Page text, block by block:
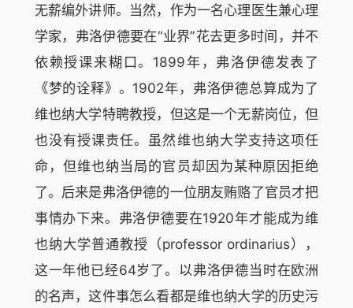
无薪编外讲师。当然，作为一名心理医生兼心理
学家，弗洛伊德要在“业界”花去更多时间，并不
依赖授课来糊口。1899年，弗洛伊德发表了
《梦的诠释》。1902年，弗洛伊德总算成为了
维也纳大学特聘教授，但这是一个无薪岗位，但
也没有授课责任。虽然维也纳大学支持这项任
命，但维也纳当局的官员却因为某种原因拒绝
了。后来是弗洛伊德的一位朋友贿赂了官员才把
事情办下来。弗洛伊德要在1920年才能成为维
也纳大学普通教授（professor ordinarius），
这一年他已经64岁了。以弗洛伊德当时在欧洲
的名声，这件事怎么看都是维也纳大学的历史污